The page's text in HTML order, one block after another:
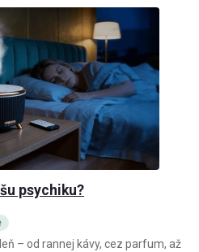
psychiku?
– od rannej kávy, cez parfum, až